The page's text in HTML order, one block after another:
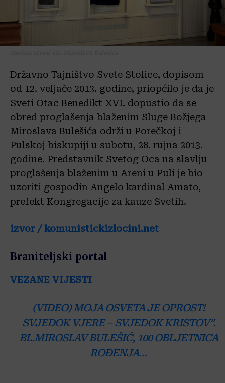
Državno Tajništvo Svete Stolice, dopisom
od 12. veljače 2013. godine, priopćilo je da je
Sveti Otac Benedikt XVI. dopustio da se
obred proglašenja blaženim Sluge Božjega
Miroslava Bulešića održi u Porečkoj i
Pulskoj biskupiji u subotu, 28. rujna 2013.
godine. Predstavnik Svetog Oca na slavlju
proglašenja blaženim u Areni u Puli je bio
uzoriti gospodin Angelo kardinal Amato,
prefekt Kongregacije za kauze Svetih.
izvor / komunistickizlocini.net
Braniteljski portal
VEZANE VIJESTI
(VIDEO) MOJA OSVETA JE OPROST!
SVJEDOK VJERE – SVJEDOK KRISTOV”.
BL.MIROSLAV BULEŠIĆ, 100 OBLJETNICA
ROĐENJA…